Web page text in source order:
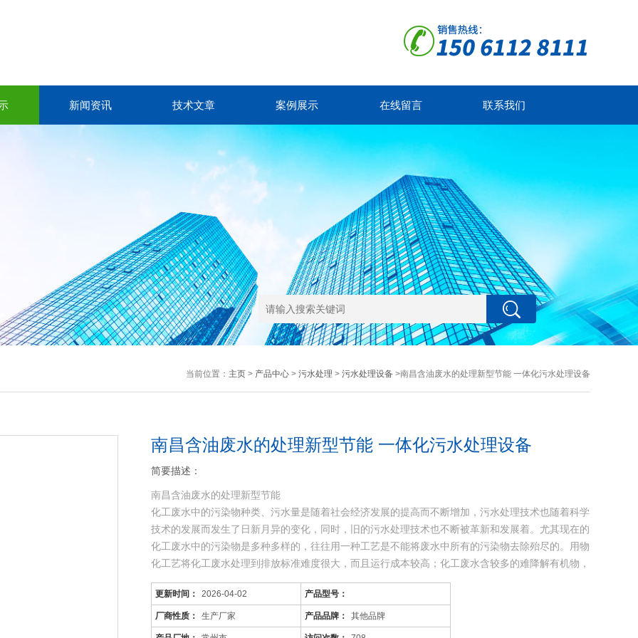
新闻资讯 技术文章 案例展示 在线留言 联系我们
当前位置： 主页> 产品中心> 污水处理 > 污水处理设备>南昌含油废水的处理新型节能 一体化污水处理设备
南昌含油废水的处理新型节能 一体化污水处理设备
简要描述：
南昌含油废水的处理新型节能
化工废水中的污染物种类、污水量是随着社会经济发展的提高而不断增加，污水处理技术也随着科学
技术的发展而发生了日新月异的变化，同时，旧的污水处理技术也不断被革新和发展着。尤其现在的
化工废水中的污染物是多种多样的，往往用一种工艺是不能将废水中所有的污染物去除殆尽的。用物
化工艺将化工废水处理到排放标准难度很大，而且运行成本较高；化工废水含较多的难降解有机物，
可生化性差，而且化
更新时间： 2026-04-02 产品型号：
厂商性质： 生产厂家 产品品牌： 其他品牌